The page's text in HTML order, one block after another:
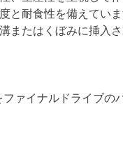
と耐食性を備えてい
またはくぼみに挿入
ァイナルドライブの